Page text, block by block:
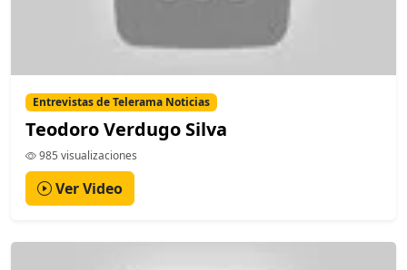
Entrevistas de Telerama Noticias
Teodoro Verdugo Silva
985 visualizaciones
Ver Video